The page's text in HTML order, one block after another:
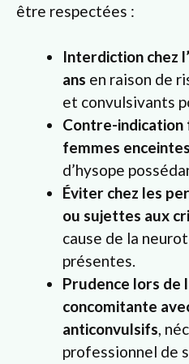
être respectées :
Interdiction chez
ans en raison de
et convulsivants
Contre-
femmes enceintes
d’hysope
Éviter chez les
ou sujettes aux
cause de la
présentes.
Prudence lors de
concomitante
anticonvulsifs,
professionnel de